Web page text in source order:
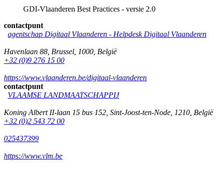
GDI-Vlaanderen Best Practices - versie 2.0
contactpunt
agentschap Digitaal Vlaanderen - Helpdesk Digitaal Vlaanderen
Havenlaan 88 Brussel 1000 België
+32 (0)9 276 15 00
https://www.vlaanderen.be/digitaal-vlaanderen
contactpunt
VLAAMSE LANDMAATSCHAPPIJ
Koning Albert II-laan 15 bus 152 Sint-Joost-ten-Node 1210 België
+32 (0)2 543 72 00
025437399
https://www.vlm.be